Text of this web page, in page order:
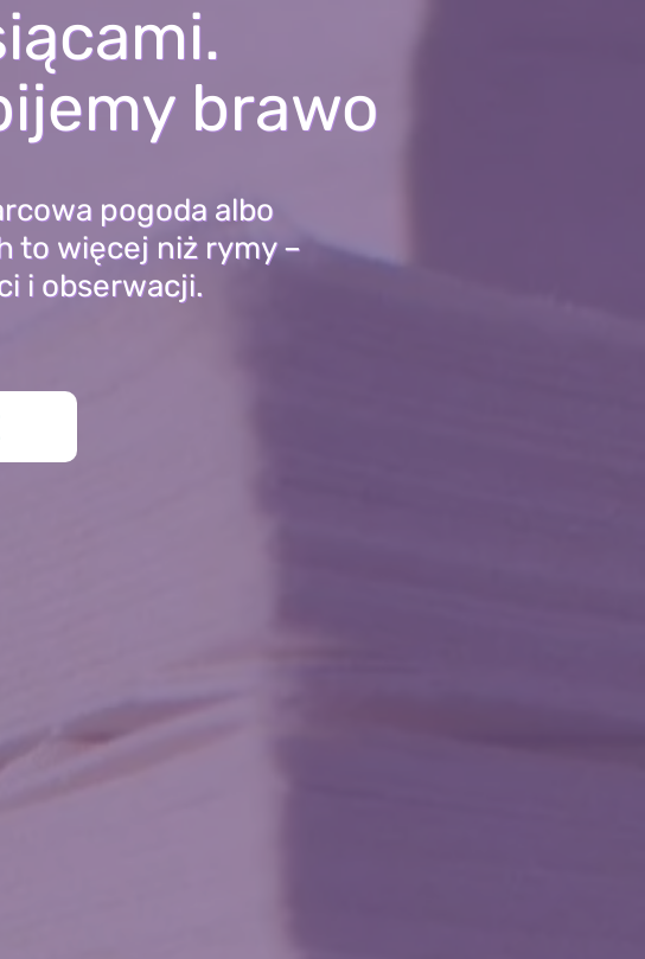
brawo
pogoda albo
to więcej niż rymy –
i obserwacji.